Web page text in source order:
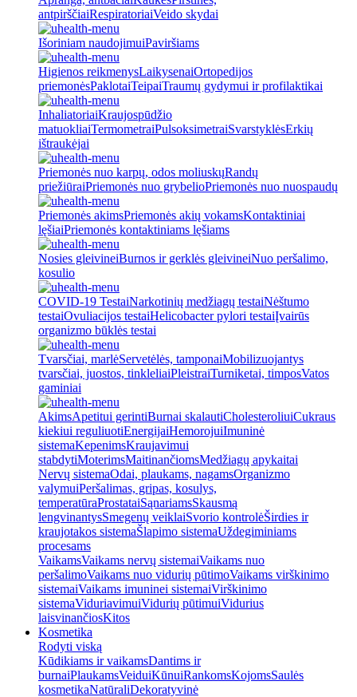
antpirščiaiRespiratoriaiVeido skydai
Išoriniam naudojimuiPaviršiams
Higienos reikmenysLaikysenaiOrtopedijos
priemonėsPaklotaiTeipaiTraumų gydymui ir profilaktikai
InhaliatoriaiKraujospūdžio
matuokliaiTermometraiPulsoksimetraiSvarstyklėsErkių
ištraukėjai
Priemonės nuo karpų, odos moliuskųRandų
priežiūraiPriemonės nuo grybelioPriemonės nuo nuospaudų
Priemonės akimsPriemonės akių vokamsKontaktiniai
lęšiaiPriemonės kontaktiniams lęšiams
Nosies gleivineiBurnos ir gerklės gleivineiNuo peršalimo,
kosulio
COVID-19 TestaiNarkotinių medžiagų testaiNėštumo
testaiOvuliacijos testaiHelicobacter pylori testaiĮvairūs
organizmo būklės testai
Tvarsčiai, marlėServetėlės, tamponaiMobilizuojantys
tvarsčiai, juostos, tinkleliaiPleistraiTurniketai, timposVatos
gaminiai
AkimsApetitui gerintiBurnai skalautiCholesteroliuiCukraus
kiekiui reguliuotiEnergijaiHemorojuiImuninė
sistemaKepenimsKraujavimui
stabdytiMoterimsMaitinančiomsMedžiagų apykaitai
Nervų sistemaOdai, plaukams, nagamsOrganizmo
valymuiPeršalimas, gripas, kosulys,
temperatūraProstataiSąnariamsSkausmą
lengvinantysSmegenų veiklaiSvorio kontrolėŠirdies ir
kraujotakos sistemaŠlapimo sistemaUždegiminiams
procesams
VaikamsVaikams nervų sistemaiVaikams nuo
peršalimoVaikams nuo vidurių pūtimoVaikams virškinimo
sistemaiVaikams imuninei sistemaiVirškinimo
sistemaViduriavimuiVidurių pūtimuiVidurius
laisvinančiosKitos
Kosmetika
Rodyti viską
Kūdikiams ir vaikamsDantims ir
burnaiPlaukamsVeiduiKūnuiRankomsKojomsSaulės
kosmetikaNatūraliDekoratyvinė